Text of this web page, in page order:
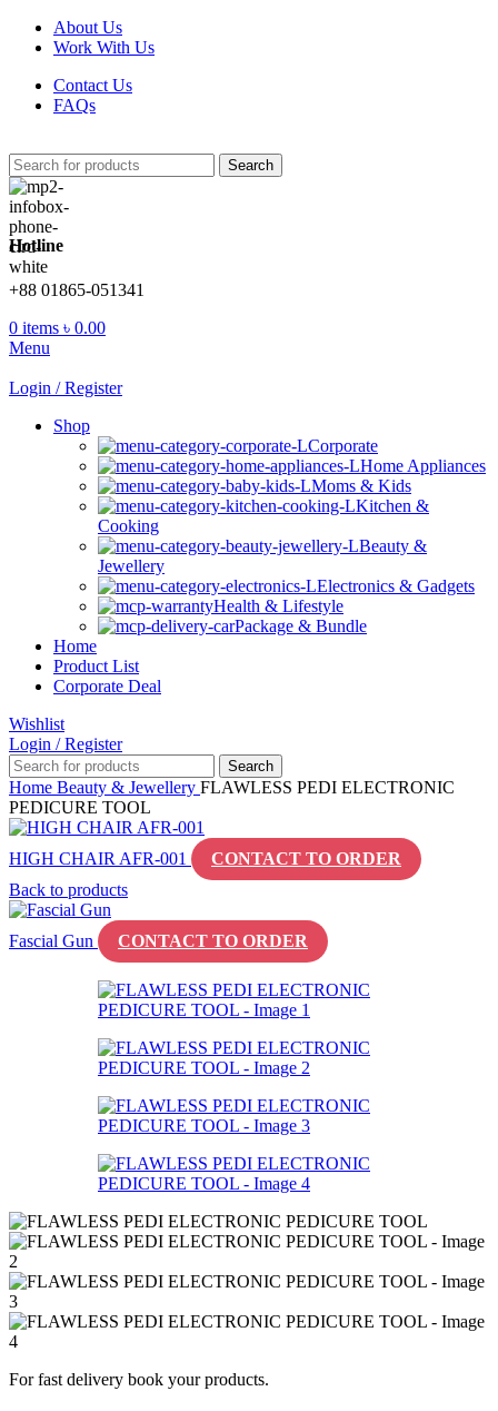
About Us
Work With Us
Contact Us
FAQs
Search
Hotline
+88 01865-051341
0 items ৳ 0.00
Menu
Login / Register
Shop
Corporate
Home Appliances
Moms & Kids
Kitchen &
Cooking
Beauty &
Jewellery
Electronics & Gadgets
Health & Lifestyle
Package & Bundle
Home
Product List
Corporate Deal
Wishlist
Login / Register
Search
Home Beauty & Jewellery FLAWLESS PEDI ELECTRONIC
PEDICURE TOOL
HIGH CHAIR AFR-001
CONTACT TO ORDER
Back to products
Fascial Gun CONTACT TO ORDER
For fast delivery book your products.